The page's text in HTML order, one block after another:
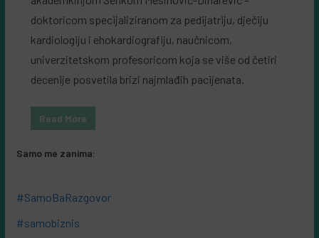
doktoricom specijaliziranom za pedijatriju, dječiju
kardiologiju i ehokardiografiju, naučnicom,
univerzitetskom profesoricom koja se više od četiri
decenije posvetila brizi najmlađih pacijenata.
Read More
Samo me zanima:
#SamoBaRazgovor
#samobiznis